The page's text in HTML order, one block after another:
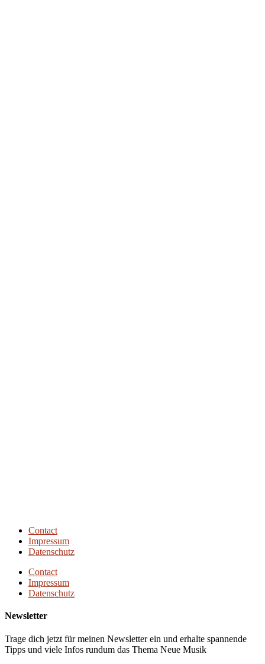
Contact
Impressum
Datenschutz
Contact
Impressum
Datenschutz
Newsletter
Trage dich jetzt für meinen Newsletter ein und erhalte spannende
Tipps und viele Infos rundum das Thema Neue Musik